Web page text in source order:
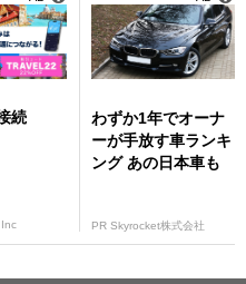
続
わずか1年でオーナ
ーが手放す車ランキ
ング あの日本車も
PR Skyrocket株式会社